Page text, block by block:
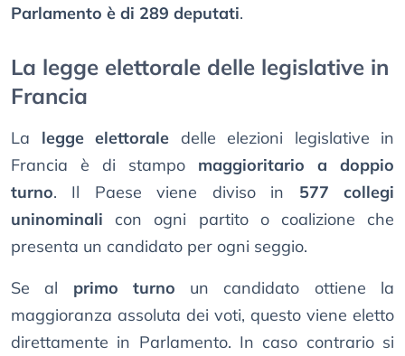
Parlamento è di 289 deputati.
La legge elettorale delle legislative in
Francia
La legge elettorale delle elezioni legislative in
Francia è di stampo maggioritario a doppio
turno. Il Paese viene diviso in 577 collegi
uninominali con ogni partito o coalizione che
presenta un candidato per ogni seggio.
Se al primo turno un candidato ottiene la
maggioranza assoluta dei voti, questo viene eletto
direttamente in Parlamento. In caso contrario si